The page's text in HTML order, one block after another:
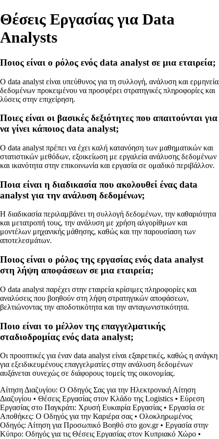
Θέσεις Εργασίας για Data
Analysts
Ποιος είναι ο ρόλος ενός data analyst σε μια εταιρεία;
Ο data analyst είναι υπεύθυνος για τη συλλογή, ανάλυση και ερμηνεία
δεδομένων προκειμένου να προσφέρει στρατηγικές πληροφορίες και
λύσεις στην επιχείρηση.
Ποιες είναι οι βασικές δεξιότητες που απαιτούνται για
να γίνει κάποιος data analyst;
Ο data analyst πρέπει να έχει καλή κατανόηση των μαθηματικών και
στατιστικών μεθόδων, εξοικείωση με εργαλεία ανάλυσης δεδομένων
και ικανότητα στην επικοινωνία και εργασία σε ομαδικό περιβάλλον.
Ποια είναι η διαδικασία που ακολουθεί ένας data
analyst για την ανάλυση δεδομένων;
Η διαδικασία περιλαμβάνει τη συλλογή δεδομένων, την καθαριότητα
και μετατροπή τους, την ανάλυση με χρήση αλγορίθμων και
μοντέλων μηχανικής μάθησης, καθώς και την παρουσίαση των
αποτελεσμάτων.
Ποιος είναι ο ρόλος της εργασίας ενός data analyst
στη λήψη αποφάσεων σε μια εταιρεία;
Ο data analyst παρέχει στην εταιρεία κρίσιμες πληροφορίες και
αναλύσεις που βοηθούν στη λήψη στρατηγικών αποφάσεων,
βελτιώνοντας την αποδοτικότητα και την ανταγωνιστικότητα.
Ποιο είναι το μέλλον της επαγγελματικής
σταδιοδρομίας ενός data analyst;
Οι προοπτικές για έναν data analyst είναι εξαιρετικές, καθώς η ανάγκη
για εξειδικευμένους επαγγελματίες στην ανάλυση δεδομένων
αυξάνεται συνεχώς σε διάφορους τομείς της οικονομίας.
Αίτηση Διαζυγίου: Ο Οδηγός Σας για την Ηλεκτρονική Αίτηση
Διαζυγίου • Θέσεις Εργασίας στον Κλάδο της Logistics • Εύρεση
Εργασίας στο Παγκράτι: Χρυσή Ευκαιρία Εργασίας • Εργασία σε
Αποθήκες: Ο Οδηγός για την Καριέρα σας • Ολοκληρωμένος
Οδηγός: Αίτηση για Προσωπικό Βοηθό στο gov.gr• Εργασία στην
Κύπρο: Οδηγός για τις Θέσεις Εργασίας στον Κυπριακό Χώρο •